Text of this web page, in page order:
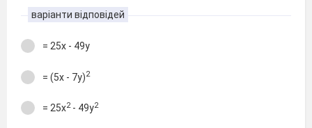
варіанти відповідей
= 25х - 49у
= (5х - 7у)2
= 25х2- 49у2